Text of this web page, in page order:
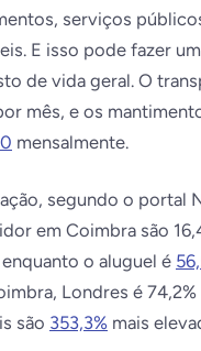
serviços
E isso pode fazer
de vida geral. O
mês, e os
mensalmente.
segundo o portal
em Coimbra são
o aluguel é
Londres é 74,2%
são 353,3% mais